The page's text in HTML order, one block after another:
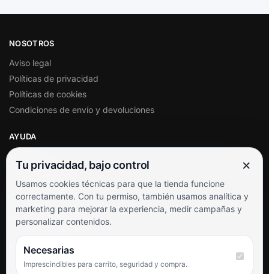
NOSOTROS
Aviso legal
Políticas de privacidad
Políticas de cookies
Condiciones de envío y devoluciones
AYUDA
Soporte al cliente
Contacto
Términos y condiciones
Preguntas frecuentes
SÍGUENOS
Facebook
Tu privacidad, bajo control ×
Usamos cookies técnicas para que la tienda funcione
correctamente. Con tu permiso, también usamos analítica y
marketing para mejorar la experiencia, medir campañas y
personalizar contenidos.
Necesarias
Imprescindibles para carrito, seguridad y compra.